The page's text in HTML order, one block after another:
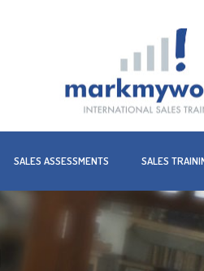
SALES ASSESSMENTS SALES